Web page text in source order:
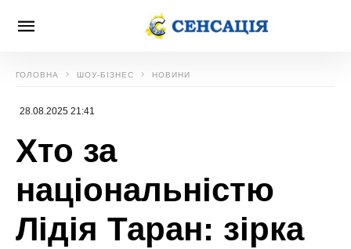
ГОЛОВНА ШОУ-БІЗНЕС НОВИНИ
28.08.2025 21:41
Хто за
національністю
Лідія Таран: зірка